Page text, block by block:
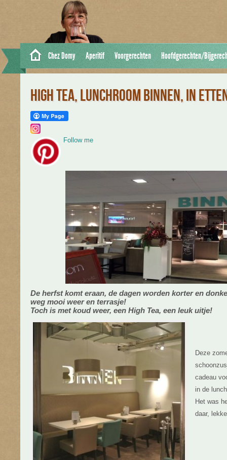
Chez Domy Aperitif Voorgerechten Hoofdgerechten/
HIGH TEA, LUNCHROOM BINNEN, IN
Follow me
De herfst komt eraan, de dagen worden korter en
weg mooi weer en terrasje!
Toch is met koud weer, een High Tea, een leuk uitje!
Deze
cadeau
in de
Het was
daar,